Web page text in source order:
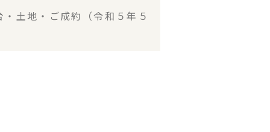
土地・ご成約（令和５年５